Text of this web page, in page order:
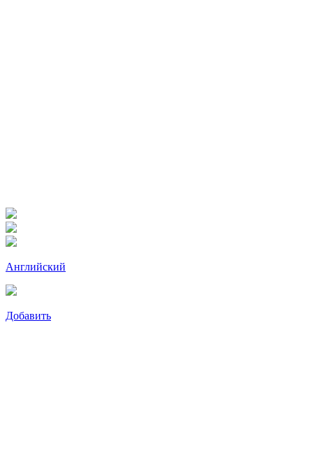
Английский
Добавить